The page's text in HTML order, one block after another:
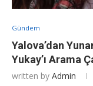
Gündem
Yalova’dan
Yukay’ı Arama
written by Admin